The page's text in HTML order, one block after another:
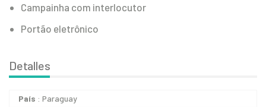
Campainha com interlocutor
Portão eletrônico
Detalles
País : Paraguay